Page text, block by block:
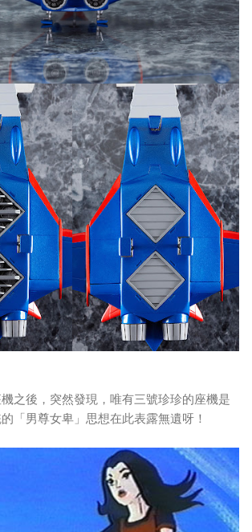
之後，突然發現，唯有三號珍珍的座機是
「男尊女卑」思想在此表露無遺呀！